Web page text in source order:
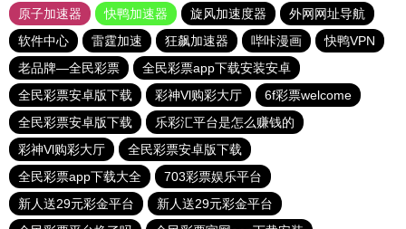
原子加速器
快鸭加速器 旋风加速度器
外网网址导航
软件中心
雷霆加速 狂飙加速器 哔咔漫画
快鸭VPN
老品牌—全民彩票
全民彩票app下载安装安卓
全民彩票安卓版下载
彩神Vl购彩大厅
6f彩票welcome
全民彩票安卓版下载
乐彩汇平台是怎么赚钱的
彩神Vl购彩大厅
全民彩票安卓版下载
全民彩票app下载大全
703彩票娱乐平台
新人送29元彩金平台
新人送29元彩金平台